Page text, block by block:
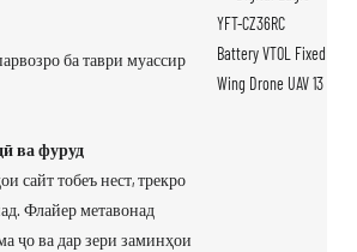
ба таври муассир
ва фуруд
сайт тобеъ нест, трекро
Флайер метавонад
ҷо ва дар зери заминҳои